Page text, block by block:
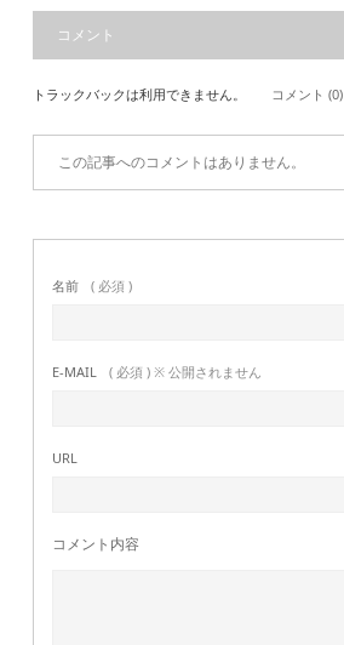
コメント
トラックバックは利用できません。 コメント (0)
この記事へのコメントはありません。
名前 ( 必須 )
E-MAIL ( 必須 ) ※ 公開されません
URL
コメント内容